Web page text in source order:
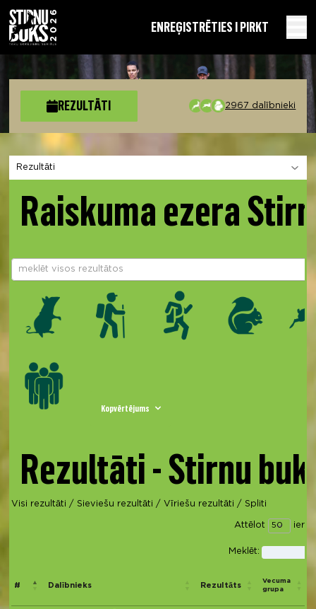
ENREĢISTRĒTIES I PIRKT
REZULTĀTI 2967 dalībnieki
Izvēlies sadaļu
Raiskuma ezera
Kopvērtējums
Rezultāti - Stirnu
Visi rezultāti / Sieviešu rezultāti / Vīriešu rezultāti / Spliti
Attēlot
Meklēt:
# Dalībnieks Rezultāts
Vecuma
grupa